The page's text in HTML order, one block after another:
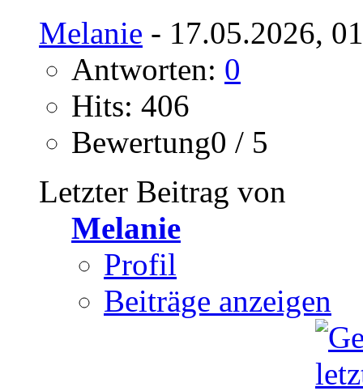
Melanie - 17.05.2026,
Antworten: 0
Hits: 406
Bewertung0 / 5
Letzter Beitrag von
Melanie
Profil
Beiträge anzeigen